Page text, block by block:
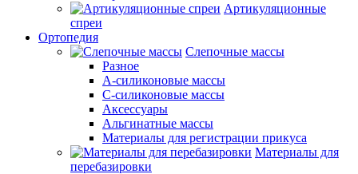
Артикуляционные
спреи
Ортопедия
Слепочные массы
Разное
А-силиконовые массы
С-силиконовые массы
Аксессуары
Альгинатные массы
Материалы для регистрации прикуса
Материалы для
перебазировки